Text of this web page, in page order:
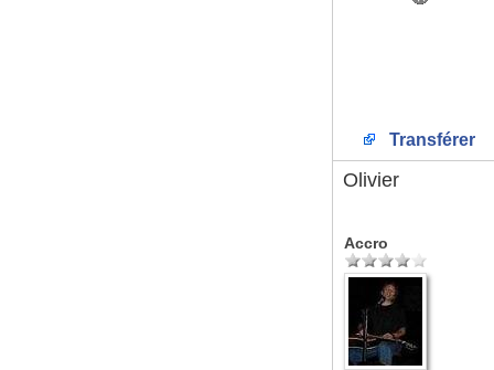
Transférer
Olivier
Accro